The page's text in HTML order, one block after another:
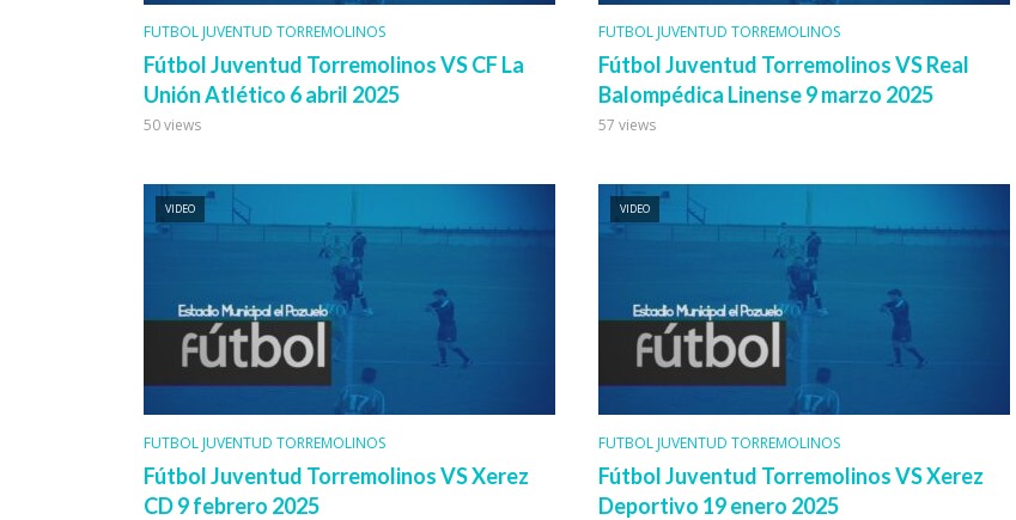
FUTBOL JUVENTUD TORREMOLINOS
Fútbol Juventud Torremolinos VS CF La
Unión Atlético 6 abril 2025
50 views
FUTBOL JUVENTUD TORREMOLINOS
Fútbol Juventud Torremolinos VS Real
Balompédica Linense 9 marzo 2025
57 views
VIDEO
FUTBOL JUVENTUD TORREMOLINOS
Fútbol Juventud Torremolinos VS Xerez
CD 9 febrero 2025
VIDEO
FUTBOL JUVENTUD TORREMOLINOS
Fútbol Juventud Torremolinos VS Xerez
Deportivo 19 enero 2025